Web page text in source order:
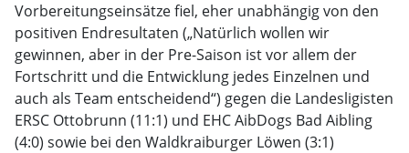
Vorbereitungseinsätze fiel, eher unabhängig von den
positiven Endresultaten („Natürlich wollen wir
gewinnen, aber in der Pre-Saison ist vor allem der
Fortschritt und die Entwicklung jedes Einzelnen und
auch als Team entscheidend“) gegen die Landesligisten
ERSC Ottobrunn (11:1) und EHC AibDogs Bad Aibling
(4:0) sowie bei den Waldkraiburger Löwen (3:1)